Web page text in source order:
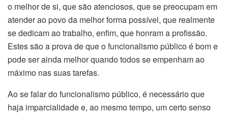
o melhor de si, que são atenciosos, que se preocupam em
atender ao povo da melhor forma possível, que realmente
se dedicam ao trabalho, enfim, que honram a profissão.
Estes são a prova de que o funcionalismo público é bom e
pode ser ainda melhor quando todos se empenham ao
máximo nas suas tarefas.
Ao se falar do funcionalismo público, é necessário que
haja imparcialidade e, ao mesmo tempo, um certo senso